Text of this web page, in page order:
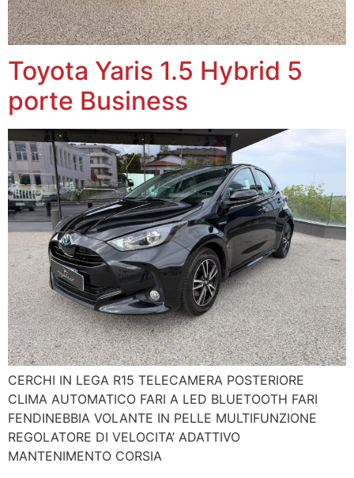
Toyota Yaris 1.5 Hybrid 5
porte Business
CERCHI IN LEGA R15 TELECAMERA POSTERIORE
CLIMA AUTOMATICO FARI A LED BLUETOOTH FARI
FENDINEBBIA VOLANTE IN PELLE MULTIFUNZIONE
REGOLATORE DI VELOCITA’ ADATTIVO
MANTENIMENTO CORSIA